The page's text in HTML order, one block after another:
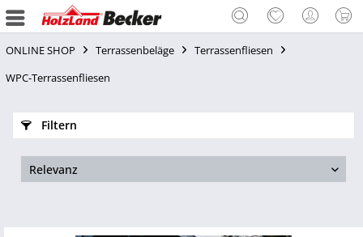
ONLINE SHOP Terrassenbeläge
Terrassenfliesen
WPC-Terrassenfliesen
Filtern